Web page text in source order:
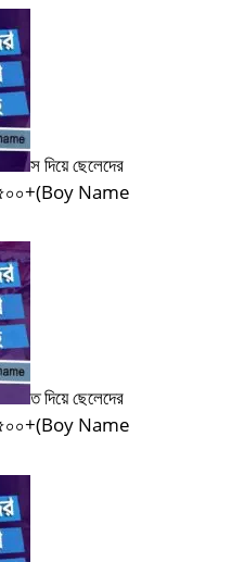
স দিয়ে ছেলেদের
৫০০+(Boy Name
ত দিয়ে ছেলেদের
৫০০+(Boy Name